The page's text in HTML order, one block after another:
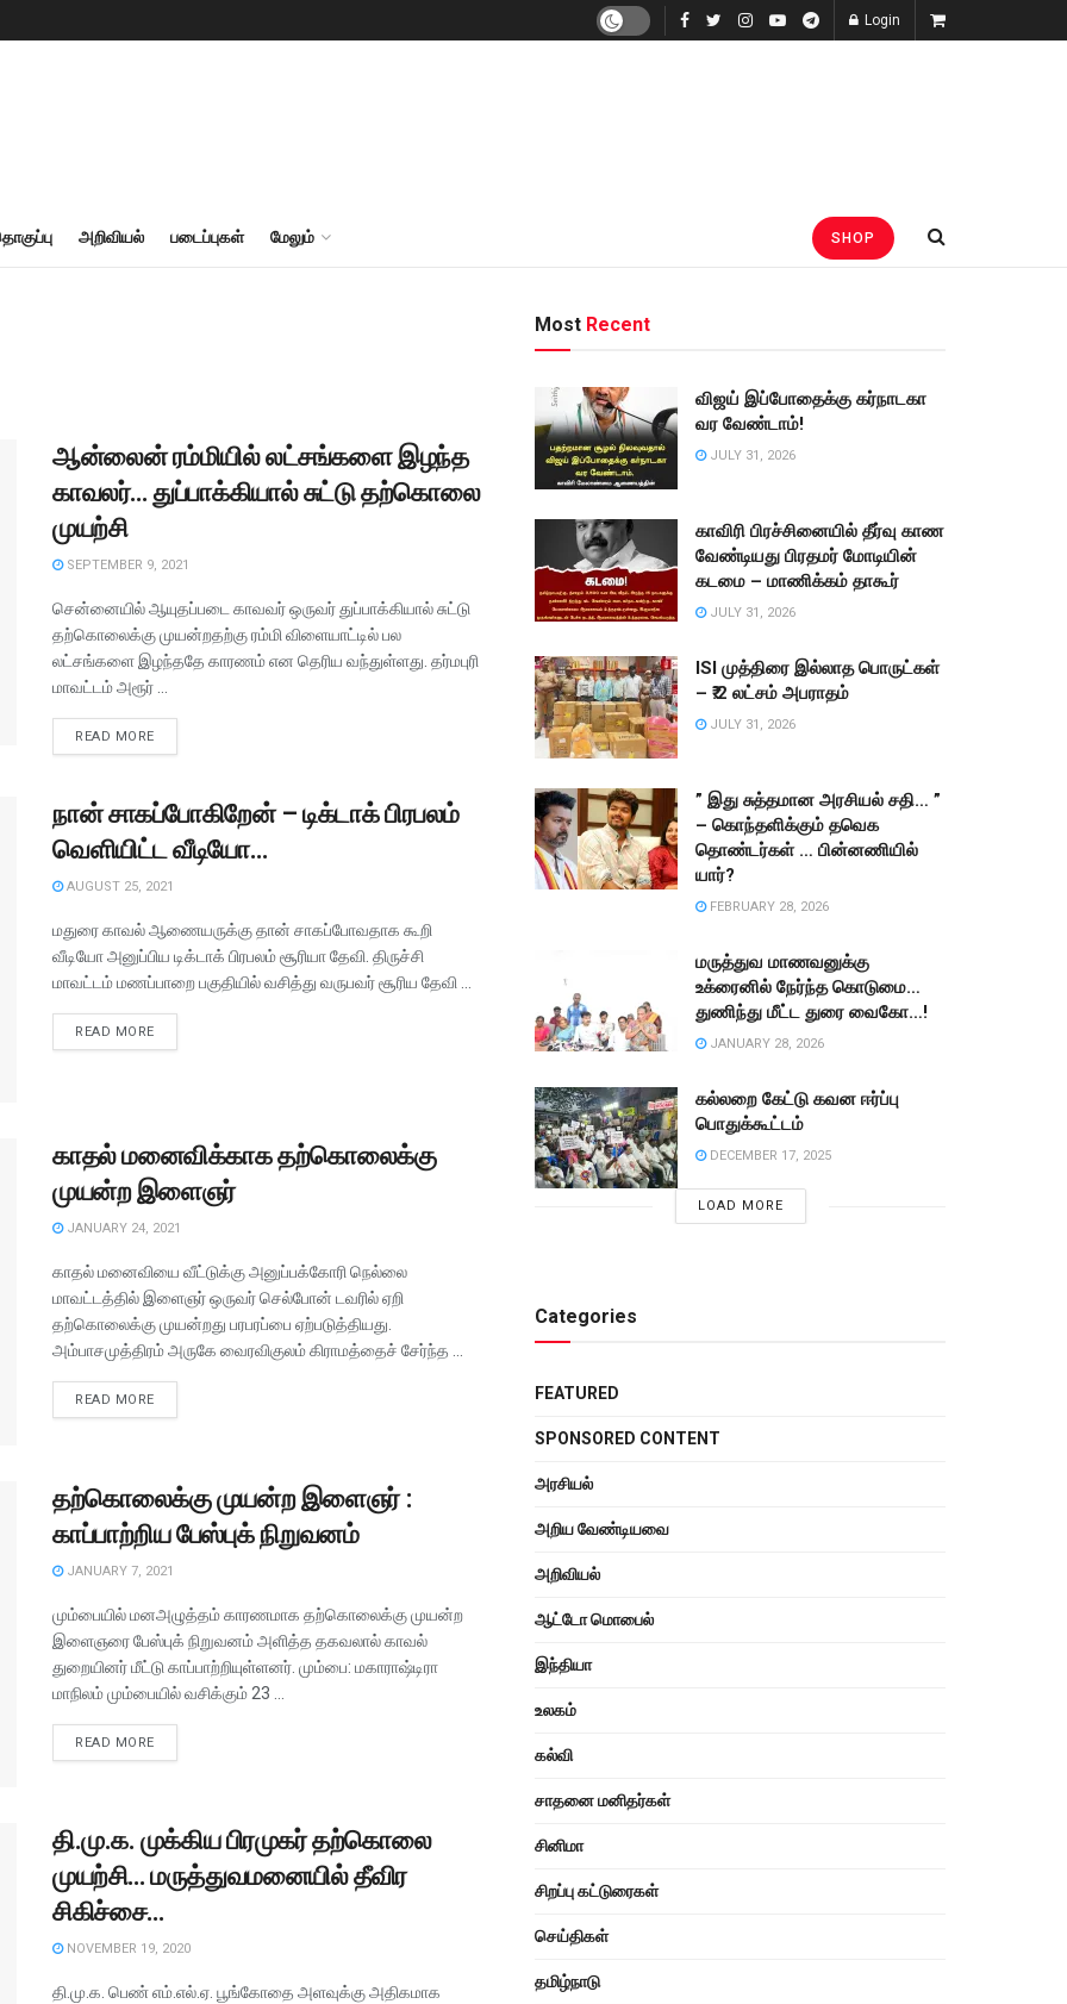
Login
அறிவியல் படைப்புகள் மேலும் SHOP
ஆன்லைன் ரம்மியில் லட்சங்களை இழந்த
காவலர்… துப்பாக்கியால் சுட்டு தற்கொலை
முயற்சி
SEPTEMBER 9, 2021
சென்னையில் ஆயுதப்படை காவவர் ஒருவர் துப்பாக்கியால் சுட்டு
தற்கொலைக்கு முயன்றதற்கு ரம்மி விளையாட்டில் பல
லட்சங்களை இழந்ததே காரணம் என தெரிய வந்துள்ளது. தர்மபுரி
மாவட்டம் அரூர் ...
READ MORE
நான் சாகப்போகிறேன் – டிக்டாக் பிரபலம்
வெளியிட்ட வீடியோ…
AUGUST 25, 2021
மதுரை காவல் ஆணையருக்கு தான் சாகப்போவதாக கூறி
வீடியோ அனுப்பிய டிக்டாக் பிரபலம் சூரியா தேவி. திருச்சி
மாவட்டம் மணப்பாறை பகுதியில் வசித்து வருபவர் சூரிய தேவி ...
READ MORE
காதல் மனைவிக்காக தற்கொலைக்கு
முயன்ற இளைஞர்
JANUARY 24, 2021
காதல் மனைவியை வீட்டுக்கு அனுப்பக்கோரி நெல்லை
மாவட்டத்தில் இளைஞர் ஒருவர் செல்போன் டவரில் ஏறி
தற்கொலைக்கு முயன்றது பரபரப்பை ஏற்படுத்தியது.
அம்பாசமுத்திரம் அருகே வைரவிகுலம் கிராமத்தைச் சேர்ந்த ...
READ MORE
தற்கொலைக்கு முயன்ற இளைஞர் :
காப்பாற்றிய பேஸ்புக் நிறுவனம்
JANUARY 7, 2021
மும்பையில் மனஅழுத்தம் காரணமாக தற்கொலைக்கு முயன்ற
இளைஞரை பேஸ்புக் நிறுவனம் அளித்த தகவலால் காவல்
துறையினர் மீட்டு காப்பாற்றியுள்ளனர். மும்பை: மகாராஷ்டிரா
மாநிலம் மும்பையில் வசிக்கும் 23 ...
READ MORE
தி.மு.க. முக்கிய பிரமுகர் தற்கொலை
முயற்சி… மருத்துவமனையில் தீவிர
சிகிச்சை…
NOVEMBER 19, 2020
தி.மு.க. பெண் எம்.எல்.ஏ. பூங்கோதை அளவுக்கு அதிகமாக
Most Recent
விஜய் இப்போதைக்கு கர்நாடகா
வர வேண்டாம்!
JULY 31, 2026
காவிரி பிரச்சினையில் தீர்வு காண
வேண்டியது பிரதமர் மோடியின்
கடமை – மாணிக்கம் தாகூர்
JULY 31, 2026
ISI முத்திரை இல்லாத பொருட்கள்
– ₹.2 லட்சம் அபராதம்
JULY 31, 2026
” இது சுத்தமான அரசியல் சதி… ”
– கொந்தளிக்கும் தவெக
தொண்டர்கள் … பின்னணியில்
யார்?
FEBRUARY 28, 2026
மருத்துவ மாணவனுக்கு
உக்ரைனில் நேர்ந்த கொடுமை…
துணிந்து மீட்ட துரை வைகோ…!
JANUARY 28, 2026
கல்லறை கேட்டு கவன ஈர்ப்பு
பொதுக்கூட்டம்
DECEMBER 17, 2025
LOAD MORE
Categories
FEATURED
SPONSORED CONTENT
அரசியல்
அறிய வேண்டியவை
அறிவியல்
ஆட்டோ மொபைல்
இந்தியா
உலகம்
கல்வி
சாதனை மனிதர்கள்
சினிமா
சிறப்பு கட்டுரைகள்
செய்திகள்
தமிழ்நாடு